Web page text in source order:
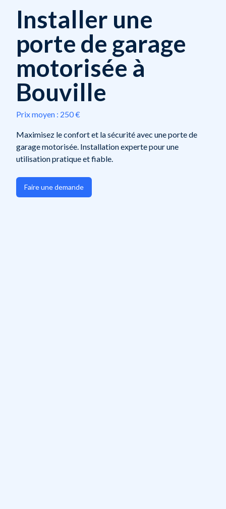
Installer une
porte de garage
motorisée à
Bouville
Prix moyen : 250 €
Maximisez le confort et la sécurité avec une porte de
garage motorisée. Installation experte pour une
utilisation pratique et fiable.
Faire une demande